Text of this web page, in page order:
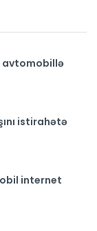
avtomobillə
istirahətə
internet